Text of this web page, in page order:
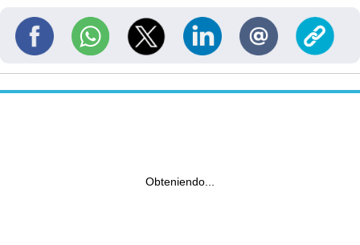
Obteniendo...